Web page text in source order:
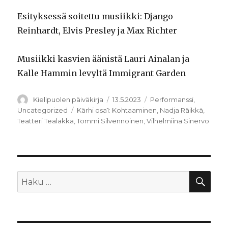
Esityksessä soitettu musiikki: Django
Reinhardt, Elvis Presley ja Max Richter
Musiikki kasvien äänistä Lauri Ainalan ja
Kalle Hammin levyltä Immigrant Garden
Kirjoittaja
Kielipuolen päiväkirja Julkaistu
13.5.2023 Kategoriat
Performanssi,
Uncategorized
Avainsanat
Kärhi osa1: Kohtaaminen, Nadja Räikkä,
Teatteri Tealakka,Tommi Silvennoinen,Vilhelmiina Sinervo
Etsi: